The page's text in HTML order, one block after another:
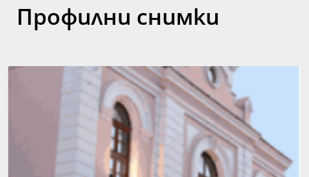
Профилни снимки